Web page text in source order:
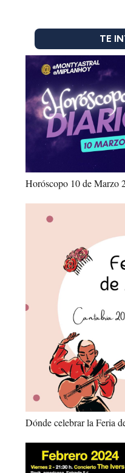
TE
Horóscopo 10 de Marzo
Dónde celebrar la Feria